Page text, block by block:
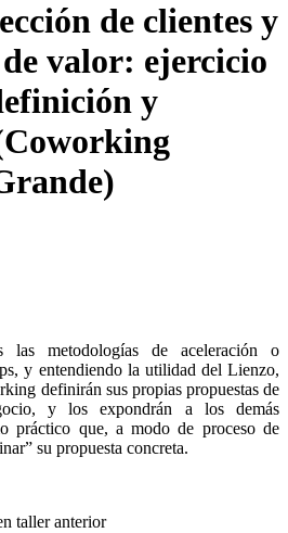
de clientes y
valor: ejercicio
y
las metodologías de aceleración o
y entendiendo la utilidad del Lienzo,
definirán sus propias propuestas de
y los expondrán a los demás
práctico que, a modo de proceso de
su propuesta concreta.
taller anterior